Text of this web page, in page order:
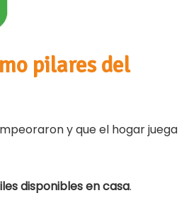
pilares del
y que el hogar juega
disponibles en casa.